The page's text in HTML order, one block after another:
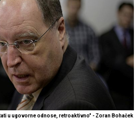
u ugovorne odnose, retroaktivno" - Zoran Bohaček